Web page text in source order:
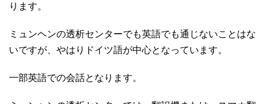
ります。
ミュンヘンの透析センターでも英語でも通じないことはな
いですが、やはりドイツ語が中心となっています。
一部英語での会話となります。